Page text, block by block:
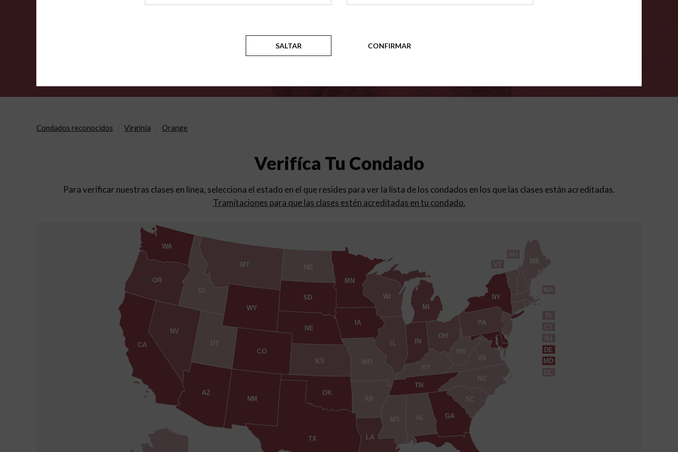
Condados reconocidos Virginia Orange
Verifíca Tu Condado
Para verificar nuestras clases en línea, selecciona el estado en el que resides para ver la lista de los condados en los que las clases están acreditadas.
Tramitaciones para que las clases estén acreditadas en tu condado.
AL
AZ
AR
CA
CO
CT
DE
DC
GA
ID
IN
IA
KS
KY
LA
ME
MD
MA
MI
MN
MS
MO
MT
NE
NV
NH
NJ
NM
NY
NC
ND
OH
OK
OR
PA
RI
SC
SD
TN
TX
UT
VT
VA
WA
WV
WI
WY
SALTAR CONFIRMAR